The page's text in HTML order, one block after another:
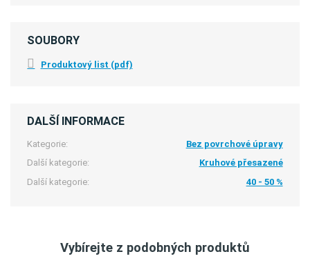
SOUBORY
Produktový list (pdf)
DALŠÍ INFORMACE
Kategorie:
Bez povrchové úpravy
Další kategorie:
Kruhové přesazené
Další kategorie:
40 - 50 %
Vybírejte z podobných produktů